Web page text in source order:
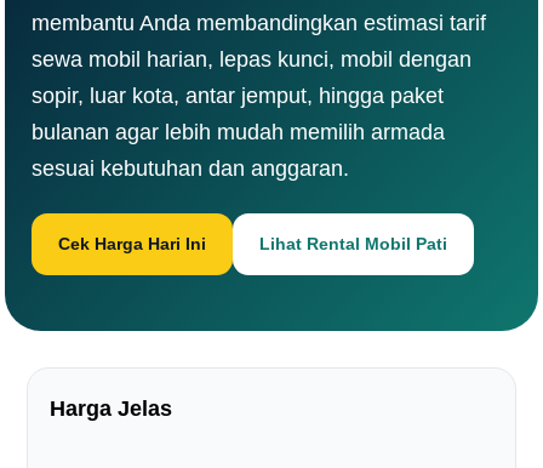
membantu Anda membandingkan estimasi tarif
sewa mobil harian, lepas kunci, mobil dengan
sopir, luar kota, antar jemput, hingga paket
bulanan agar lebih mudah memilih armada
sesuai kebutuhan dan anggaran.
Cek Harga Hari Ini Lihat Rental Mobil Pati
Harga Jelas